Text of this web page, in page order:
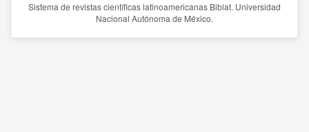
Sistema de revistas científicas latinoamericanas Biblat. Universidad
Nacional Autónoma de México.